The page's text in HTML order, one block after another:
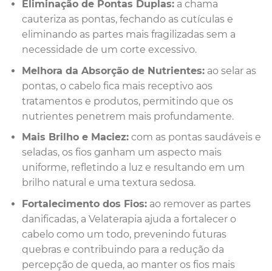
Eliminação de Pontas Duplas:a chama
cauteriza as pontas, fechando as cutículas e
eliminando as partes mais fragilizadas sem a
necessidade de um corte excessivo.
Melhora da Absorção de Nutrientes:ao selar as
pontas, o cabelo fica mais receptivo aos
tratamentos e produtos, permitindo que os
nutrientes penetrem mais profundamente.
Mais Brilho e Maciez:com as pontas saudáveis e
seladas, os fios ganham um aspecto mais
uniforme, refletindo a luz e resultando em um
brilho natural e uma textura sedosa.
Fortalecimento dos Fios:ao remover as partes
danificadas, a Velaterapia ajuda a fortalecer o
cabelo como um todo, prevenindo futuras
quebras e contribuindo para a redução da
percepção de queda, ao manter os fios mais